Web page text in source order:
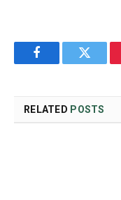
FacebookTwitter
RELATED POSTS